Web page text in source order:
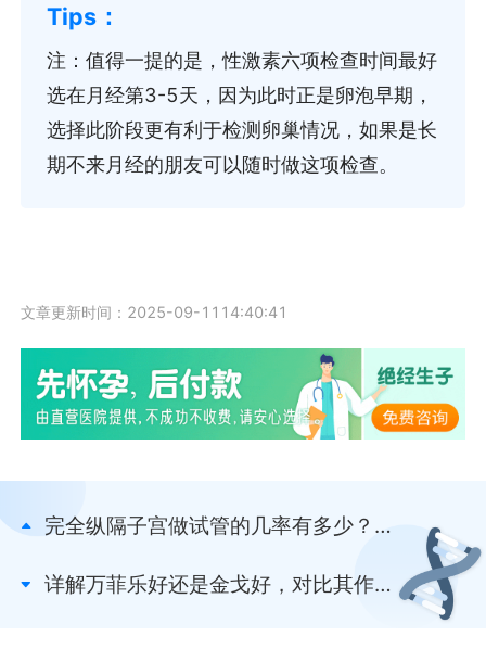
注：值得一提的是，性激素六项检查时间最好
选在月经第3-5天，因为此时正是卵泡早期，
选择此阶段更有利于检测卵巢情况，如果是长
期不来月经的朋友可以随时做这项检查。
文章更新时间：2025-09-1114:40:41
完全纵隔子宫做试管的几率有多少？需
详解万菲乐好还是金戈好，对比其作用